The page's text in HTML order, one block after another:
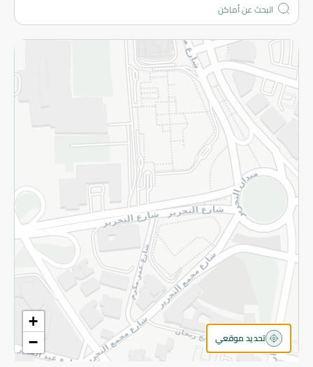
+
−
تحديد موقعي
المزيد
الاسترجاع
سياسة الاستخدام
سياسة الخصوصية
قم بالتسجيل للنشرة
©2026 - Spinneys | جميع الحقوق محفوظة